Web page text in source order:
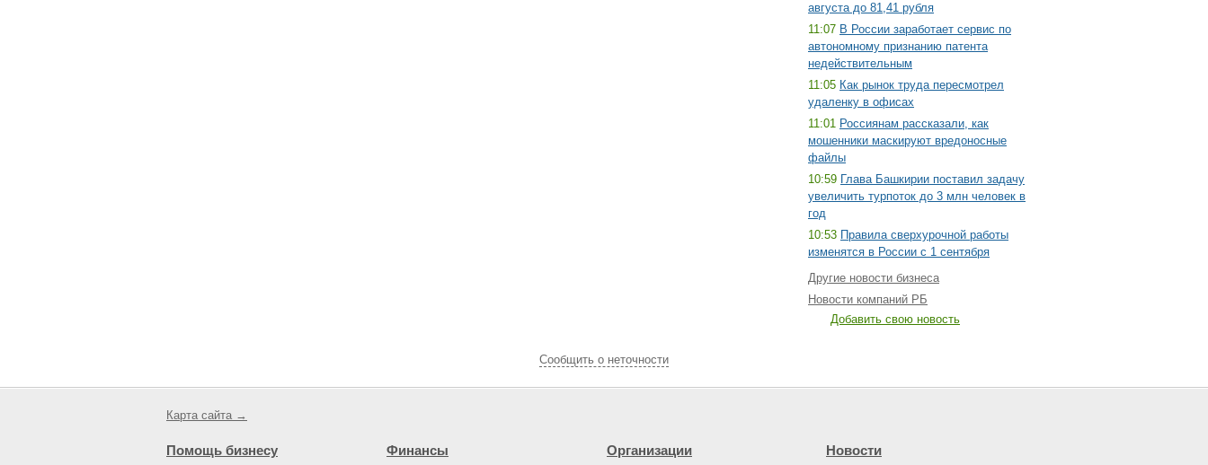
августа до 81,41 рубля
11:07 В России заработает сервис по
автономному признанию патента
недействительным
11:05 Как рынок труда пересмотрел
удаленку в офисах
11:01 Россиянам рассказали, как
мошенники маскируют вредоносные
файлы
10:59 Глава Башкирии поставил задачу
увеличить турпоток до 3 млн человек в
год
10:53 Правила сверхурочной работы
изменятся в России с 1 сентября
Другие новости бизнеса
Новости компаний РБ
Добавить свою новость
Cообщить о неточности
Карта сайта →
Помощь бизнесу Финансы Организации Новости